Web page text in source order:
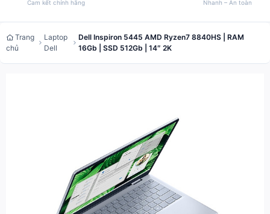
Cam kết chính hãng Nhanh – An toàn
Trang
chủ
Laptop
Dell
Dell Inspiron 5445 AMD Ryzen7 8840HS | RAM
16Gb | SSD 512Gb | 14″ 2K